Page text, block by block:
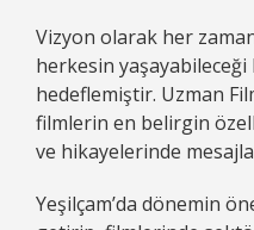
Vizyon olarak her
herkesin
hedeflemiştir. Uzman
filmlerin en belirgin
ve hikayelerinde
Yeşilçam’da dönemin